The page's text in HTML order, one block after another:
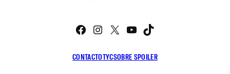
CONTACTOTYCSOBRE SPOILER
Facebook
Instagram
X YouTube